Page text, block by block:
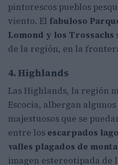
pintorescos pueblos
viento. El fabuloso
Lomond y los Trossachs
de la región, en la
4. Highlands
Las Highlands, la región
Escocia, albergan
majestuosos que se
entre los escarpados
valles plagados de
imagen estereotipada de